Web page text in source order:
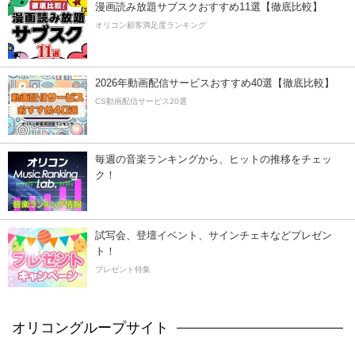
漫画読み放題サブスクおすすめ11選【徹底比較】
オリコン顧客満足度ランキング
2026年動画配信サービスおすすめ40選【徹底比較】
CS動画配信サービス20選
毎週の音楽ランキングから、ヒットの推移をチェッ
ク！
試写会、登壇イベント、サインチェキなどプレゼン
ト！
プレゼント特集
オリコングループサイト